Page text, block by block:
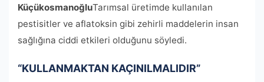
KüçükosmanoğluTarımsal üretimde kullanılan
pestisitler ve aflatoksin gibi zehirli maddelerin insan
sağlığına ciddi etkileri olduğunu söyledi.
“KULLANMAKTAN KAÇINILMALIDIR”